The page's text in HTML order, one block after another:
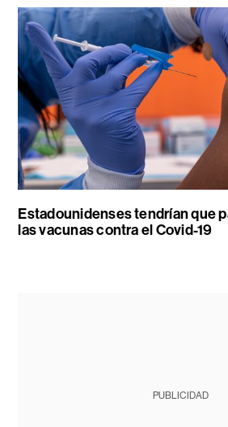
Estadounidenses tendrían que
las vacunas contra el Covid-19
PUBLICIDAD